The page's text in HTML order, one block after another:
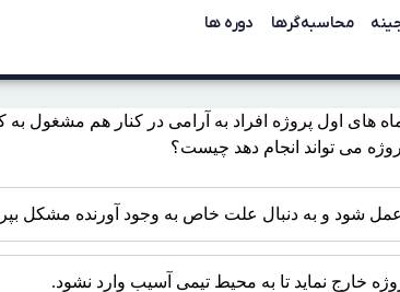
محاسبه‌گرها دوره ها
چند در ماه های اول پروژه افراد به آرامی در کنار هم
می تواند انجام دهد چیست؟
شود و به دنبال علت خاص به وجود آورنده مشکل
خارج نماید تا به محیط تیمی آسیب وارد نشود.